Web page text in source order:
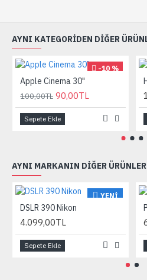
AYNI KATEGORIDEN DIĞER
-10 %
Apple Cinema 30"
100,00TL 90,00TL
Sepete Ekle
AYNI MARKANIN DIĞER
YENI
DSLR 390 Nikon
4.099,00TL
Sepete Ekle